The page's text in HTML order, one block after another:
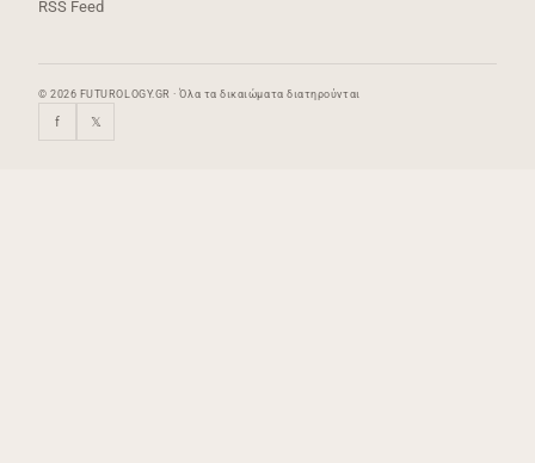
RSS Feed
© 2026 FUTUROLOGY.GR · Όλα τα δικαιώματα διατηρούνται
f 𝕏